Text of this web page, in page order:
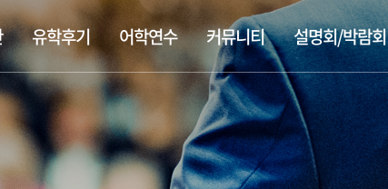
기숙학교(보딩스쿨)
학 대학원/MBA
미대 포트폴리오 합격반
유학후기
대학유학 조기유학
어학연수
영어연수 주니어연수
커뮤니티
유학준비서류 출국준비 유학상담신청
설명회/박람회
설명회/박람회/시험 일정